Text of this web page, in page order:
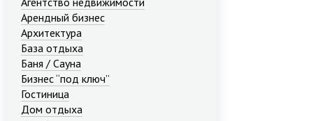
Арендный бизнес
Архитектура
База отдыха
Баня / Сауна
Бизнес “под ключ”
Гостиница
Дом отдыха